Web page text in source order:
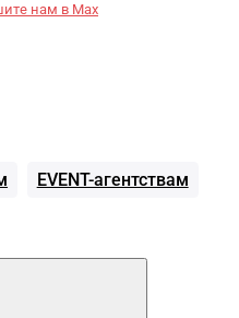
нам в Max
EVENT-агентствам